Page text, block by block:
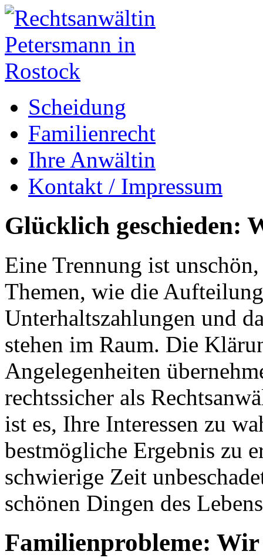
Scheidung
Familienrecht
Ihre Anwältin
Kontakt / Impressum
Glücklich geschieden:
Eine Trennung ist
Themen, wie die
Unterhaltszahlungen und
stehen im Raum. Die
Angelegenheiten
rechtssicher als
ist es, Ihre Interessen zu
bestmögliche Ergebnis zu
schwierige Zeit
schönen Dingen des
Familienprobleme: Wir